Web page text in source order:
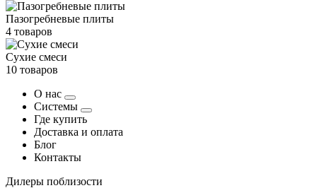
Пазогребневые плиты
4 товаров
Сухие смеси
10 товаров
О нас
Системы
Где купить
Доставка и оплата
Блог
Контакты
Дилеры поблизости